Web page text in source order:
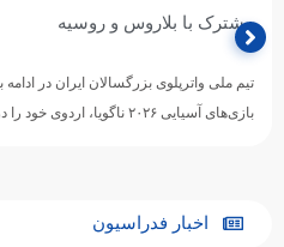
شد
تیم ملی واترپلوی جوانان ایران در آخرین
قهرمانی رده‌های سنی ورزش‌های آبی آسیا،
اخبار فدراسیون